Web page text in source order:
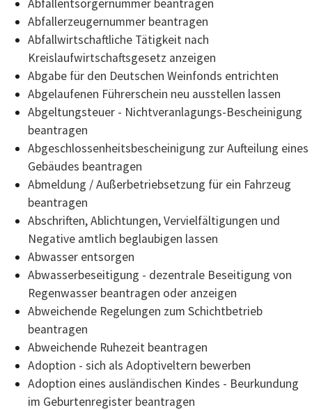
Abfallentsorgernummer beantragen
Abfallerzeugernummer beantragen
Abfallwirtschaftliche Tätigkeit nach
Kreislaufwirtschaftsgesetz anzeigen
Abgabe für den Deutschen Weinfonds entrichten
Abgelaufenen Führerschein neu ausstellen lassen
Abgeltungsteuer - Nichtveranlagungs-Bescheinigung
beantragen
Abgeschlossenheitsbescheinigung zur Aufteilung eines
Gebäudes beantragen
Abmeldung / Außerbetriebsetzung für ein Fahrzeug
beantragen
Abschriften, Ablichtungen, Vervielfältigungen und
Negative amtlich beglaubigen lassen
Abwasser entsorgen
Abwasserbeseitigung - dezentrale Beseitigung von
Regenwasser beantragen oder anzeigen
Abweichende Regelungen zum Schichtbetrieb
beantragen
Abweichende Ruhezeit beantragen
Adoption - sich als Adoptiveltern bewerben
Adoption eines ausländischen Kindes - Beurkundung
im Geburtenregister beantragen